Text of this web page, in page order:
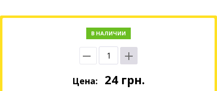
В НАЛИЧИИ
Цена: 24 грн.